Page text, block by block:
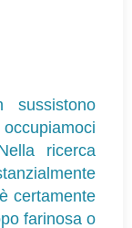
ricerca
certamente
farinosa o